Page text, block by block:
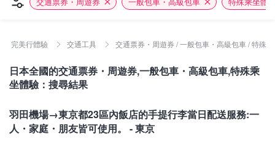
完美行體驗 交通工具 交通票券・周遊券 / 一般包車・高級包車 / 特殊
日本全國的交通票券・周遊券,一般包車・高級包車,特殊乘
坐體驗：搜尋結果
東京
羽田機場→東京都23區內飯店的手提行李當日配送服務:一
人・家庭・朋友皆可使用。 - 東京